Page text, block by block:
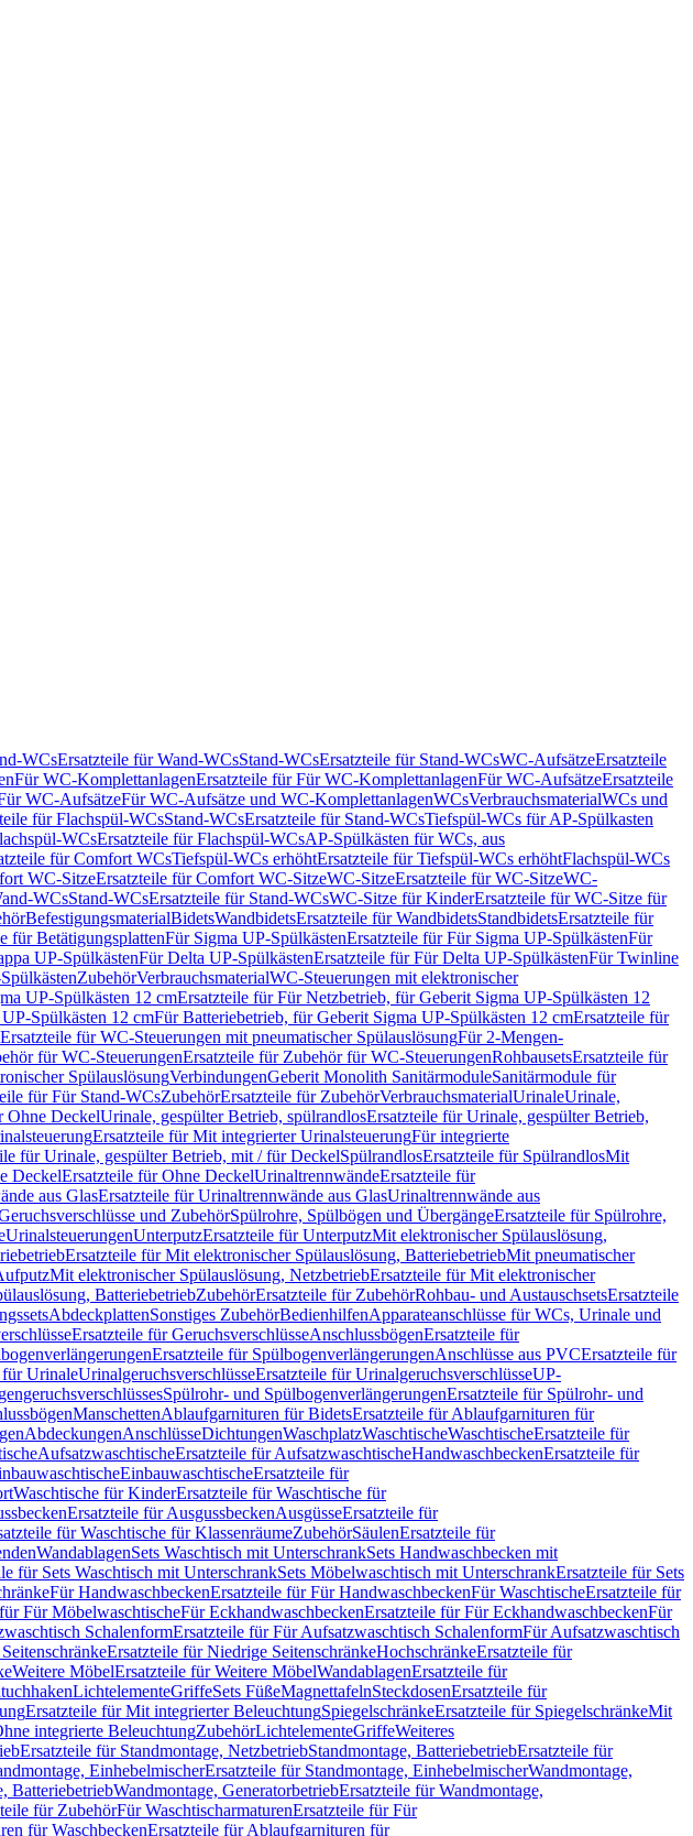
WCsErsatzteile für Wand-WCsStand-WCsErsatzteile für Stand-WCsWC-AufsätzeErsatzteile
Für WC-KomplettanlagenErsatzteile für Für WC-KomplettanlagenFür WC-AufsätzeErsatzteile
WC-AufsätzeFür WC-Aufsätze und WC-KomplettanlagenWCsVerbrauchsmaterialWCs und
für Flachspül-WCsStand-WCsErsatzteile für Stand-WCsTiefspül-WCs für AP-Spülkasten
WCsErsatzteile für Flachspül-WCsAP-Spülkästen für WCs, aus
für Comfort WCsTiefspül-WCs erhöhtErsatzteile für Tiefspül-WCs erhöhtFlachspül-WCs
WC-SitzeErsatzteile für Comfort WC-SitzeWC-SitzeErsatzteile für WC-SitzeWC-
WCsStand-WCsErsatzteile für Stand-WCsWC-Sitze für KinderErsatzteile für WC-Sitze für
BefestigungsmaterialBidetsWandbidetsErsatzteile für WandbidetsStandbidetsErsatzteile für
für BetätigungsplattenFür Sigma UP-SpülkästenErsatzteile für Für Sigma UP-SpülkästenFür
UP-SpülkästenFür Delta UP-SpülkästenErsatzteile für Für Delta UP-SpülkästenFür Twinline
ZubehörVerbrauchsmaterialWC-Steuerungen mit elektronischer
UP-Spülkästen 12 cmErsatzteile für Für Netzbetrieb, für Geberit Sigma UP-Spülkästen 12
Spülkästen 12 cmFür Batteriebetrieb, für Geberit Sigma UP-Spülkästen 12 cmErsatzteile für
Ersatzteile für WC-Steuerungen mit pneumatischer SpülauslösungFür 2-Mengen-
für WC-SteuerungenErsatzteile für Zubehör für WC-SteuerungenRohbausetsErsatzteile für
SpülauslösungVerbindungenGeberit Monolith SanitärmoduleSanitärmodule für
für Für Stand-WCsZubehörErsatzteile für ZubehörVerbrauchsmaterialUrinaleUrinale,
Ohne DeckelUrinale, gespülter Betrieb, spülrandlosErsatzteile für Urinale, gespülter Betrieb,
Ersatzteile für Mit integrierter UrinalsteuerungFür integrierte
für Urinale, gespülter Betrieb, mit / für DeckelSpülrandlosErsatzteile für SpülrandlosMit
DeckelErsatzteile für Ohne DeckelUrinaltrennwändeErsatzteile für
aus GlasErsatzteile für Urinaltrennwände aus GlasUrinaltrennwände aus
und ZubehörSpülrohre, Spülbögen und ÜbergängeErsatzteile für Spülrohre,
UrinalsteuerungenUnterputzErsatzteile für UnterputzMit elektronischer Spülauslösung,
Ersatzteile für Mit elektronischer Spülauslösung, BatteriebetriebMit pneumatischer
Mit elektronischer Spülauslösung, NetzbetriebErsatzteile für Mit elektronischer
BatteriebetriebZubehörErsatzteile für ZubehörRohbau- und AustauschsetsErsatzteile
AbdeckplattenSonstiges ZubehörBedienhilfenApparateanschlüsse für WCs, Urinale und
Ersatzteile für GeruchsverschlüsseAnschlussbögenErsatzteile für
Ersatzteile für SpülbogenverlängerungenAnschlüsse aus PVCErsatzteile für
UrinaleUrinalgeruchsverschlüsseErsatzteile für UrinalgeruchsverschlüsseUP-
Spülrohr- und SpülbogenverlängerungenErsatzteile für Spülrohr- und
ManschettenAblaufgarnituren für BidetsErsatzteile für Ablaufgarnituren für
AbdeckungenAnschlüsseDichtungenWaschplatzWaschtischeWaschtischeErsatzteile für
AufsatzwaschtischeErsatzteile für AufsatzwaschtischeHandwaschbeckenErsatzteile für
EinbauwaschtischeErsatzteile für
Waschtische für KinderErsatzteile für Waschtische für
Ersatzteile für AusgussbeckenAusgüsseErsatzteile für
für Waschtische für KlassenräumeZubehörSäulenErsatzteile für
WandablagenSets Waschtisch mit UnterschrankSets Handwaschbecken mit
für Sets Waschtisch mit UnterschrankSets Möbelwaschtisch mit UnterschrankErsatzteile für Sets
Für HandwaschbeckenErsatzteile für Für HandwaschbeckenFür WaschtischeErsatzteile für
Für MöbelwaschtischeFür EckhandwaschbeckenErsatzteile für Für EckhandwaschbeckenFür
SchalenformErsatzteile für Für Aufsatzwaschtisch SchalenformFür Aufsatzwaschtisch
Ersatzteile für Niedrige SeitenschränkeHochschränkeErsatzteile für
Weitere MöbelErsatzteile für Weitere MöbelWandablagenErsatzteile für
LichtelementeGriffeSets FüßeMagnettafelnSteckdosenErsatzteile für
Ersatzteile für Mit integrierter BeleuchtungSpiegelschränkeErsatzteile für SpiegelschränkeMit
integrierte BeleuchtungZubehörLichtelementeGriffeWeiteres
Ersatzteile für Standmontage, NetzbetriebStandmontage, BatteriebetriebErsatzteile für
EinhebelmischerErsatzteile für Standmontage, EinhebelmischerWandmontage,
BatteriebetriebWandmontage, GeneratorbetriebErsatzteile für Wandmontage,
für ZubehörFür WaschtischarmaturenErsatzteile für Für
für WaschbeckenErsatzteile für Ablaufgarnituren für